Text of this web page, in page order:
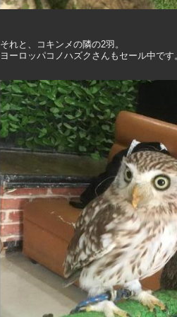
それと、コキンメの隣の2羽。
ヨーロッパコノハズクさんもセール中です